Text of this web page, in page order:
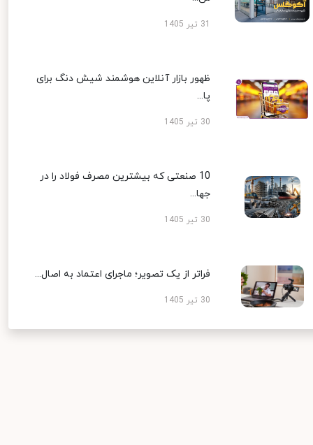
ظهور بازار آنلاین هوشمند شیش دنگ برای
پا...
30 تیر 1405
10 صنعتی که بیشترین مصرف فولاد را در
جها...
30 تیر 1405
فراتر از یک تصویر؛ ماجرای اعتماد به اصال...
30 تیر 1405